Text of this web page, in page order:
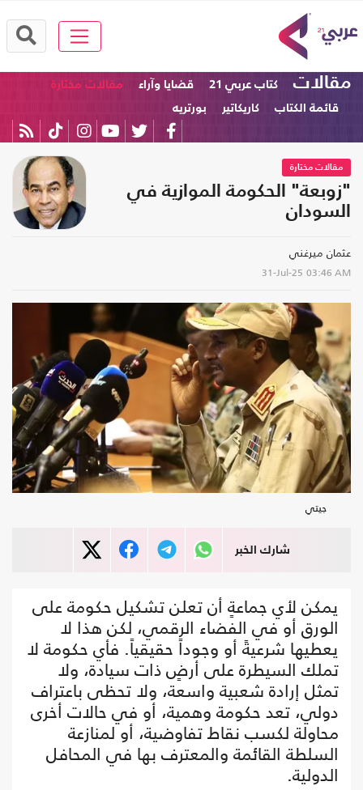
مقالات كتاب عربي 21 قضايا وآراء
مقالات مختارة
قائمة الكتاب
كاريكاتير بورتريه
مقالات مختارة
"زوبعة" الحكومة الموازية في
السودان
عثمان ميرغني
31-Jul-25 03:46 AM
جيتي
شارك الخبر
يمكن لأي جماعةٍ أن تعلن تشكيل حكومة على
الورق أو في الفضاء الرقمي، لكن هذا لا
يعطيها شرعيةً أو وجوداً حقيقياً. فأي حكومة لا
تملك السيطرة على أرضٍ ذات سيادة، ولا
تمثل إرادة شعبية واسعة، ولا تحظى باعتراف
دولي، تعد حكومة وهمية، أو في حالات أخرى
محاولة لكسب نقاط تفاوضية، أو لمنازعة
السلطة القائمة والمعترف بها في المحافل
الدولية.